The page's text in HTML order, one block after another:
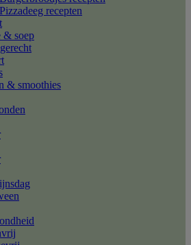
Pizzadeeg recepten
& soep
& smoothies